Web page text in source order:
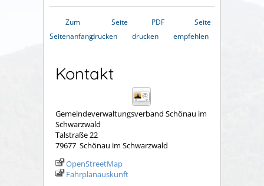
Zum
Seitenanfang
Seite
drucken
PDF
drucken
Seite
empfehlen
Kontakt
Gemeindeverwaltungsverband Schönau im
Schwarzwald
Talstraße 22
79677 Schönau im Schwarzwald
OpenStreetMap
Fahrplanauskunft